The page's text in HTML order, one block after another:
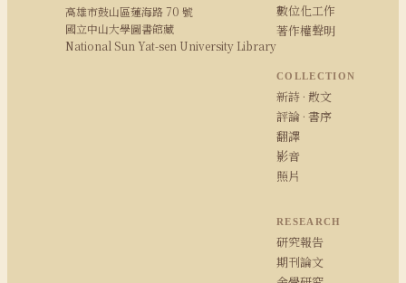
高雄市鼓山區蓮海路 70 號
國立中山大學圖書館藏
National Sun Yat-sen University Library
數位化工作
著作權聲明
COLLECTION
新詩 · 散文
評論 · 書序
翻譯
影音
照片
RESEARCH
研究報告
期刊論文